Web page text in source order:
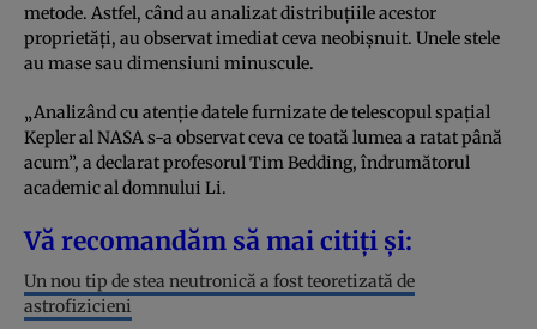
metode. Astfel, când au analizat distribuțiile acestor
proprietăți, au observat imediat ceva neobișnuit. Unele stele
au mase sau dimensiuni minuscule.
„Analizând cu atenție datele furnizate de telescopul spațial
Kepler al NASA s-a observat ceva ce toată lumea a ratat până
acum”, a declarat profesorul Tim Bedding, îndrumătorul
academic al domnului Li.
Vă recomandăm să mai citiți și:
Un nou tip de stea neutronică a fost teoretizată de
astrofizicieni